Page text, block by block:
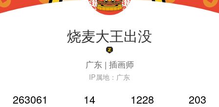
烧麦大王出没
广东| 插画师
IP属地： 广东
263061 14 1228 203